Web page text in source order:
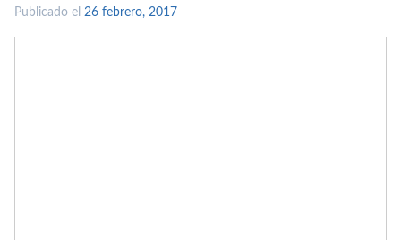
Publicado el 26 febrero, 2017